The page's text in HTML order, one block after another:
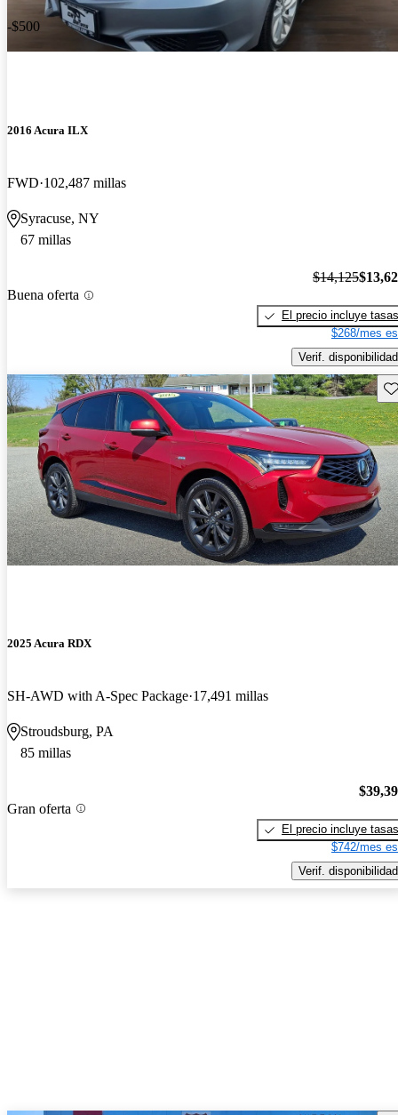
-$500
2016 Acura ILX
FWD 102,487 millas
Syracuse, NY
67 millas
Buena oferta
$14,125
El precio incluye tasas
$268/mes
Verif. disponibilidad
2025 Acura RDX
SH-AWD with A-Spec Package 17,491 millas
Stroudsburg, PA
85 millas
Gran oferta
El precio incluye tasas
$742/mes
Verif. disponibilidad